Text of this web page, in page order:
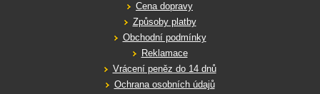
Cena dopravy
Způsoby platby
Obchodní podmínky
Reklamace
Vrácení peněz do 14 dnů
Ochrana osobních údajů